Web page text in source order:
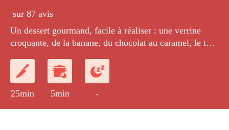
sur 87 avis
Un dessert gourmand, facile à réaliser : une verrine
croquante, de la banane, du chocolat au caramel, le tout
25min 5min -